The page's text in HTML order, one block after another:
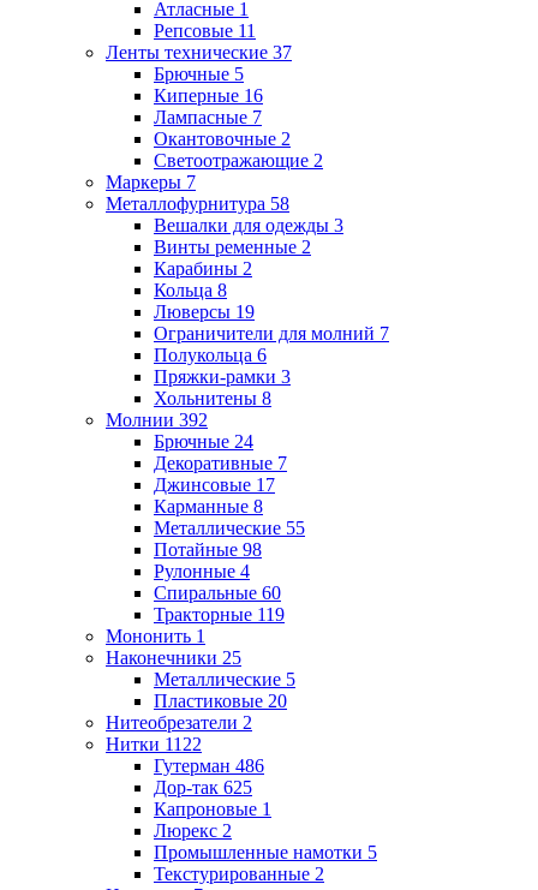
Атласные 1
Репсовые 11
Ленты технические 37
Брючные 5
Киперные 16
Лампасные 7
Окантовочные 2
Светоотражающие 2
Маркеры 7
Металлофурнитура 58
Вешалки для одежды 3
Винты ременные 2
Карабины 2
Кольца 8
Люверсы 19
Ограничители для молний 7
Полукольца 6
Пряжки-рамки 3
Хольнитены 8
Молнии 392
Брючные 24
Декоративные 7
Джинсовые 17
Карманные 8
Металлические 55
Потайные 98
Рулонные 4
Спиральные 60
Тракторные 119
Мононить 1
Наконечники 25
Металлические 5
Пластиковые 20
Нитеобрезатели 2
Нитки 1122
Гутерман 486
Дор-так 625
Капроновые 1
Люрекс 2
Промышленные намотки 5
Текстурированные 2